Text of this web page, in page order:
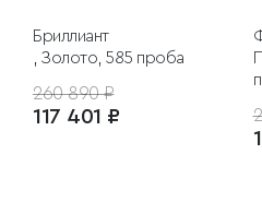
Бриллиант
, Золото, 585 проба
260 890 ₽
117 401 ₽